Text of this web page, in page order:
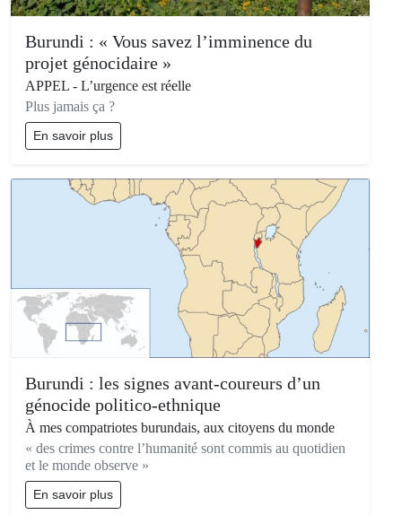
Burundi : « Vous savez l’imminence du
projet génocidaire »
APPEL - L’urgence est réelle
Plus jamais ça ?
En savoir plus
Burundi : les signes avant-coureurs d’un
génocide politico-ethnique
À mes compatriotes burundais, aux citoyens du monde
« des crimes contre l’humanité sont commis au quotidien
et le monde observe »
En savoir plus